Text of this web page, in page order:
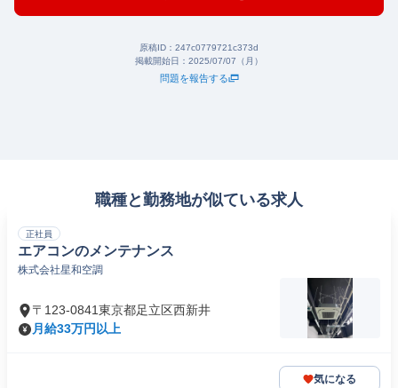
原稿ID： 247c0779721c373d
掲載開始日： 2025/07/07（月）
問題を報告する
職種と勤務地が似ている求人
正社員
エアコンのメンテナンス
株式会社星和空調
〒123-0841東京都足立区西新井
月給33万円以上
気になる